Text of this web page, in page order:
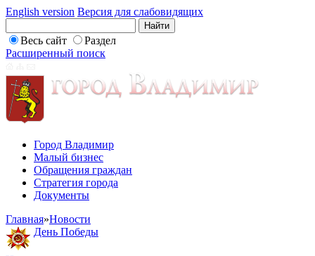
English version Версия для слабовидящих
Весь сайт
Раздел
Расширенный поиск
Город Владимир
Малый бизнес
Обращения граждан
Стратегия города
Документы
Главная»Новости
День Победы